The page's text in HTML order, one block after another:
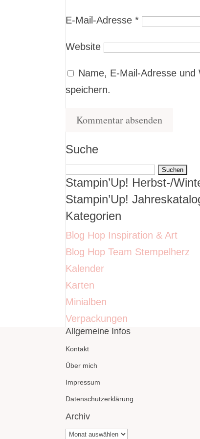
E-Mail-Adresse*
Website
Name, E-Mail-Adresse
speichern.
Suche
Suchen
nach:
Stampin’Up! Herbst-/
Stampin’Up!
Kategorien
Blog Hop Inspiration & Art
Blog Hop Team Stempelherz
Kalender
Karten
Minialben
Verpackungen
Allgemeine Infos
Kontakt
Über mich
Impressum
Datenschutzerklärung
Archiv
Archiv